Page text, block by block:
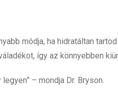
módja, ha hidratáltan
így az könnyebben
– mondja Dr. Bryson.